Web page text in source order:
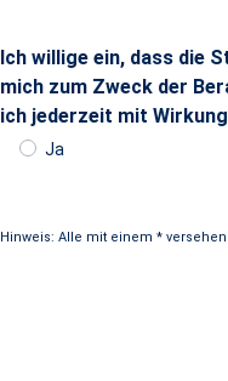
Erforderlich
Ich willige ein, dass die
mich zum Zweck der
ich jederzeit mit
Ja
Hinweis: Alle mit einem *